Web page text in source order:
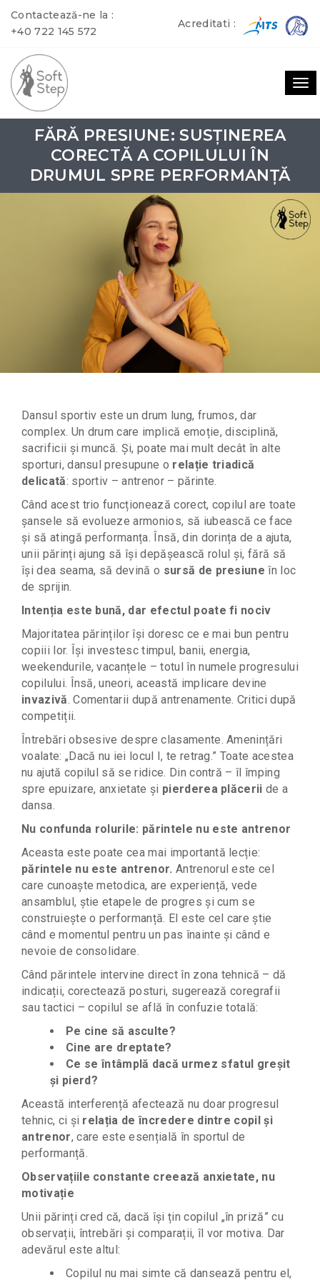
Contactează-ne la :
+40 722 145 572
Acreditati :
FĂRĂ PRESIUNE: SUSȚINEREA
CORECTĂ A COPILULUI ÎN
DRUMUL SPRE PERFORMANȚĂ
Dansul sportiv este un drum lung, frumos, dar
complex. Un drum care implică emoție, disciplină,
sacrificii și muncă. Și, poate mai mult decât în alte
sporturi, dansul presupune o relație triadică
delicată: sportiv – antrenor – părinte.
Când acest trio funcționează corect, copilul are toate
șansele să evolueze armonios, să iubească ce face
și să atingă performanța. Însă, din dorința de a ajuta,
unii părinți ajung să își depășească rolul și, fără să
își dea seama, să devină o sursă de presiune în loc
de sprijin.
Intenția este bună, dar efectul poate fi nociv
Majoritatea părinților își doresc ce e mai bun pentru
copiii lor. Își investesc timpul, banii, energia,
weekendurile, vacanțele – totul în numele progresului
copilului. Însă, uneori, această implicare devine
invazivă.Comentarii după antrenamente. Critici după
competiții.
Întrebări obsesive despre clasamente. Amenințări
voalate: „Dacă nu iei locul I, te retrag.” Toate acestea
nu ajută copilul să se ridice. Din contră – îl împing
spre epuizare, anxietate și pierderea plăcerii de a
dansa.
Nu confunda rolurile: părintele nu este antrenor
Aceasta este poate cea mai importantă lecție:
părintele nu este antrenor. Antrenorul este cel
care cunoaște metodica, are experiență, vede
ansamblul, știe etapele de progres și cum se
construiește o performanță. El este cel care știe
când e momentul pentru un pas înainte și când e
nevoie de consolidare.
Când părintele intervine direct în zona tehnică – dă
indicații, corectează posturi, sugerează coregrafii
sau tactici – copilul se află în confuzie totală:
Pe cine să asculte?
Cine are dreptate?
Ce se întâmplă dacă urmez sfatul greșit
și pierd?
Această interferență afectează nu doar progresul
tehnic, ci și relația de încredere dintre copil și
antrenor, care este esențială în sportul de
performanță.
Observațiile constante creează anxietate, nu
motivație
Unii părinți cred că, dacă își țin copilul „în priză” cu
observații, întrebări și comparații, îl vor motiva. Dar
adevărul este altul:
Copilul nu mai simte că dansează pentru el,